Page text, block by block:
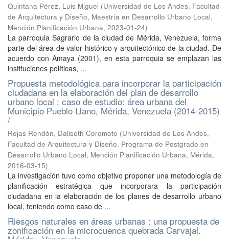
Quintana Pérez, Luis Miguel (Universidad de Los Andes, Facultad
de Arquitectura y Diseño, Maestría en Desarrollo Urbano Local,
Mención Planificación Urbana, 2023-01-24)
La parroquia Sagrario de la ciudad de Mérida, Venezuela, forma
parte del área de valor histórico y arquitectónico de la ciudad. De
acuerdo con Amaya (2001), en esta parroquia se emplazan las
instituciones políticas, ...
Propuesta metodológica para incorporar la participación
ciudadana en la elaboración del plan de desarrollo
urbano local : caso de estudio: área urbana del
Municipio Pueblo Llano, Mérida, Venezuela (2014-2015)
/
Rojas Rendón, Daliseth Coromoto (Universidad de Los Andes,
Facultad de Arquitectura y Diseño, Programa de Postgrado en
Desarrollo Urbano Local, Mención Planificación Urbana, Mérida,
2016-03-15)
La investigación tuvo como objetivo proponer una metodología de
planificación estratégica que incorporara la participación
ciudadana en la elaboración de los planes de desarrollo urbano
local, teniendo como caso de ...
Riesgos naturales en áreas urbanas : una propuesta de
zonificación en la microcuenca quebrada Carvajal.